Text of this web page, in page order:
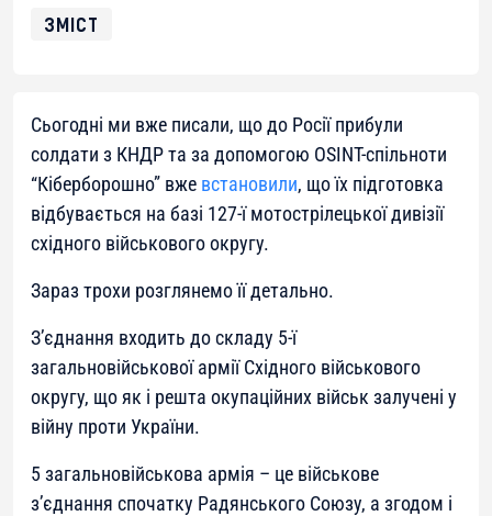
ЗМІСТ
Сьогодні ми вже писали, що до Росії прибули
солдати з КНДР та за допомогою OSINT-спільноти
“Кіберборошно” вже встановили, що їх підготовка
відбувається на базі 127-ї мотострілецької дивізії
східного військового округу.
Зараз трохи розглянемо її детально.
З’єднання входить до складу 5-ї
загальновійськової армії Східного військового
округу, що як і решта окупаційних військ залучені у
війну проти України.
5 загальновійськова армія – це військове
з’єднання спочатку Радянського Союзу, а згодом і